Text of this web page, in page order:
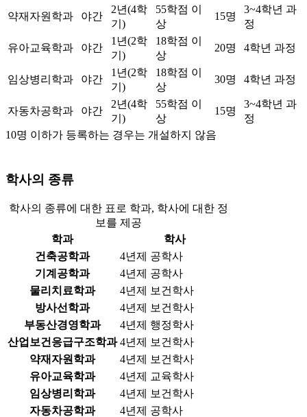
약재자원학과 야간
2년(4학
기)
55학점 이
상
15명
3~4학년 과
정
유아교육학과 야간
1년(2학
기)
18학점 이
상
20명 4학년 과정
임상병리학과 야간
1년(2학
기)
18학점 이
상
30명 4학년 과정
자동차공학과 야간
2년(4학
기)
55학점 이
상
15명
3~4학년 과
정
10명 이하가 등록하는 경우는 개설하지 않음
학사의 종류
학사의 종류에 대한 표로 학과, 학사에 대한 정
보를 제공
학과
학사
건축공학과
4년제 공학사
기계공학과
4년제 공학사
물리치료학과
4년제 보건학사
방사선학과
4년제 보건학사
부동산경영학과
4년제 행정학사
산업보건응급구조학과 4년제 보건학사
약재자원학과
4년제 보건학사
유아교육학과
4년제 교육학사
임상병리학과
4년제 보건학사
자동차공학과
4년제 공학사